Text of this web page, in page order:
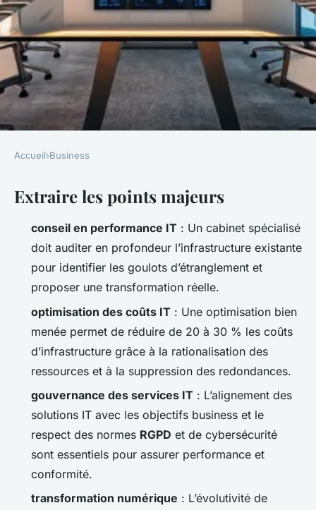
5 clés pour choisir un cabinet
de conseil en performance IT
Meissa• 01/04/2026 08:11•9 min de lecture
Accueil›Business
Extraire les points majeurs
conseil en performance IT : Un cabinet spécialisé
doit auditer en profondeur l’infrastructure existante
pour identifier les goulots d’étranglement et
proposer une transformation réelle.
optimisation des coûts IT : Une optimisation bien
menée permet de réduire de 20 à 30 % les coûts
d’infrastructure grâce à la rationalisation des
ressources et à la suppression des redondances.
gouvernance des services IT : L’alignement des
solutions IT avec les objectifs business et le
respect des normes RGPD et de cybersécurité
sont essentiels pour assurer performance et
conformité.
transformation numérique : L’évolutivité de